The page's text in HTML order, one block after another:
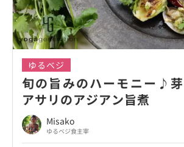
ゆるベジ
旬の旨みのハーモニー♪
アサリのアジアン旨煮
Misako
ゆるベジ食主宰